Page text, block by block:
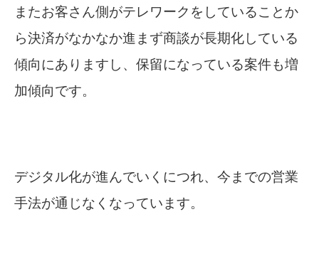
またお客さん側がテレワークをしていることか
ら決済がなかなか進まず商談が長期化している
傾向にありますし、保留になっている案件も増
加傾向です。
デジタル化が進んでいくにつれ、今までの営業
手法が通じなくなっています。